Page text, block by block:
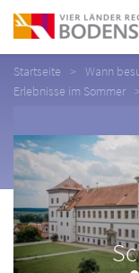
Startseite Wann
Erlebnisse im Sommer